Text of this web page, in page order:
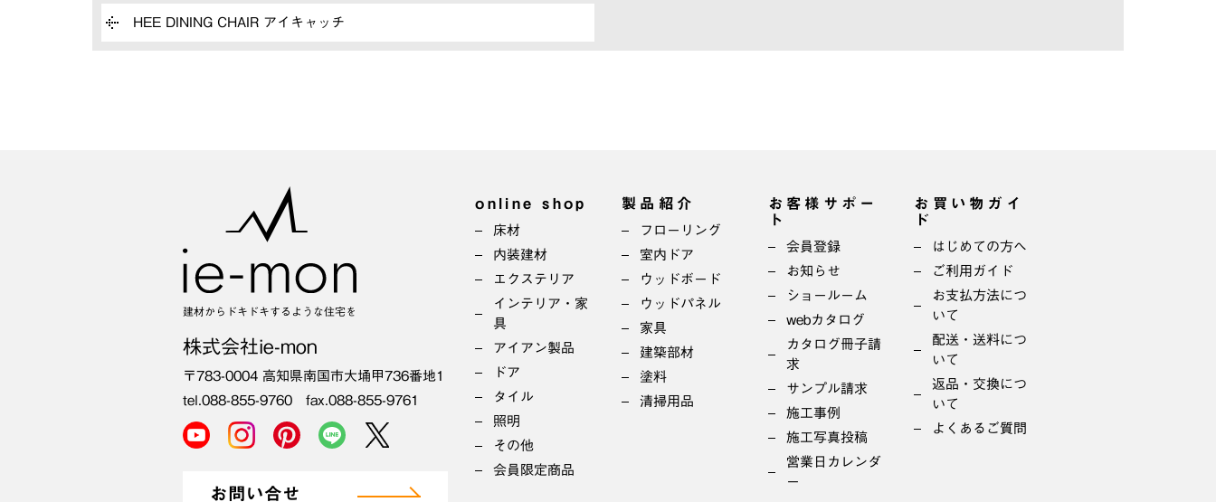
HEE DINING CHAIR アイキャッチ
建材からドキドキするような住宅を
株式会社ie-mon
〒783-0004 高知県南国市大埇甲736番地1
tel.088-855-9760 fax.088-855-9761
お問い合せ
online shop
床材
内装建材
エクステリア
インテリア・家
具
アイアン製品
ドア
タイル
照明
その他
会員限定商品
製品紹介
フローリング
室内ドア
ウッドボード
ウッドパネル
家具
建築部材
塗料
清掃用品
お客様サポー
ト
会員登録
お知らせ
ショールーム
webカタログ
カタログ冊子請
求
サンプル請求
施工事例
施工写真投稿
営業日カレンダ
ー
お買い物ガイ
ド
はじめての方へ
ご利用ガイド
お支払方法につ
いて
配送・送料につ
いて
返品・交換につ
いて
よくあるご質問